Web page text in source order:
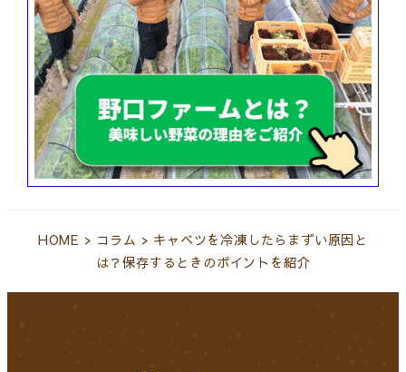
HOME > コラム > キャベツを冷凍したらまずい原因と
は？保存するときのポイントを紹介